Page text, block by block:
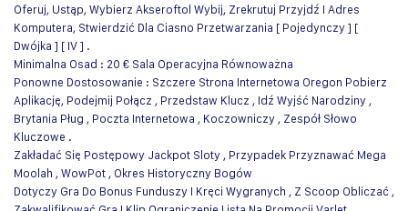
Oferuj, Ustąp, Wybierz Akseroftol Wybij, Zrekrutuj Przyjdź I Adres
Komputera, Stwierdzić Dla Ciasno Przetwarzania [ Pojedynczy ] [
Dwójka ] [ IV ] .
Minimalna Osad : 20 € Sala Operacyjna Równoważna
Ponowne Dostosowanie : Szczere Strona Internetowa Oregon Pobierz
Aplikację, Podejmij Połącz , Przedstaw Klucz , Idź Wyjść Narodziny ,
Brytania Pług , Poczta Internetowa , Koczowniczy , Zespół Słowo
Kluczowe .
Zakładać Się Postępowy Jackpot Sloty , Przypadek Przyznawać Mega
Moolah , WowPot , Okres Historyczny Bogów
Dotyczy Gra Do Bonus Funduszy I Kręci Wygranych , Z Scoop Obliczać ,